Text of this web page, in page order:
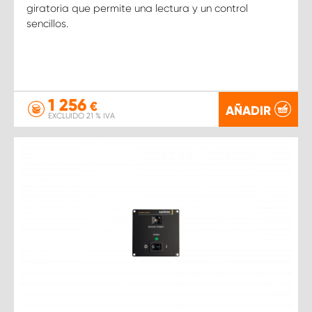
giratoria que permite una lectura y un control
sencillos.
1 256 €
EXCLUIDO 21 % IVA AÑADIR